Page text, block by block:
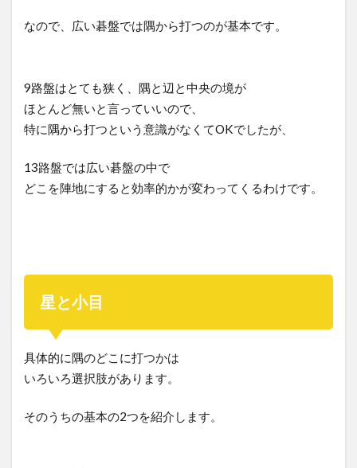
なので、広い碁盤では隅から打つのが基本です。
9路盤はとても狭く、隅と辺と中央の境が
ほとんど無いと言っていいので、
特に隅から打つという意識がなくてOKでしたが、
13路盤では広い碁盤の中で
どこを陣地にすると効率的かが変わってくるわけです。
星と小目
具体的に隅のどこに打つかは
いろいろ選択肢があります。
そのうちの基本の2つを紹介します。